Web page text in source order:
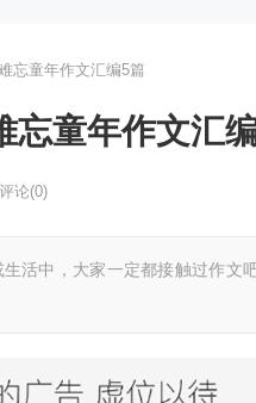
忘童年作文汇编5篇
忘童年作文汇
评论(0)
中，大家一定都接触过作文吧